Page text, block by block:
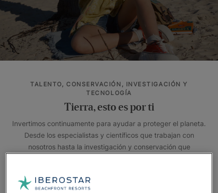
TALENTO, CONSERVACIÓN, INVESTIGACIÓN Y
TECNOLOGÍA
Tierra, esto es por ti
Invertimos continuamente para ayudar a proteger el planeta.
Desde los especialistas y científicos que trabajan con
nosotros hasta la investigación y conservación que
que nuestras palabras.